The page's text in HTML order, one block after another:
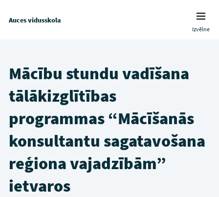
Auces vidusskola
Izvēlne
Mācību stundu vadīšana
tālākizglītības
programmas “Mācīšanās
konsultantu sagatavošana
reģiona vajadzībām”
ietvaros